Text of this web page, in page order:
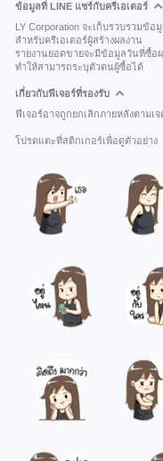
ข้อมูลที่ LINE แชร์กับครีเอเตอร์
LY Corporation จะเก็บรวบรวมข้
สำหรับครีเอเตอร์ผู้สร้างผลงาน
รายงานยอดขายจะมีข้อมูลวันที่ซื้อ
ทำให้สามารถระบุตัวตนผู้ซื้อได้
เกี่ยวกับฟีเจอร์ที่รองรับ
ฟีเจอร์อาจถูกยกเลิกภายหลังตามเ
โปรดแตะที่สติกเกอร์เพื่อดูตัวอย่าง